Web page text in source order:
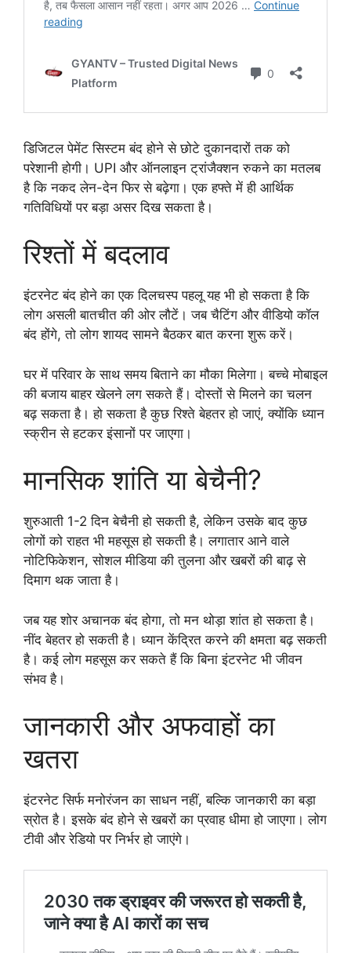
डिजिटल पेमेंट सिस्टम बंद होने से छोटे दुकानदारों तक को
परेशानी होगी। UPI और ऑनलाइन ट्रांजैक्शन रुकने का मतलब
है कि नकद लेन-देन फिर से बढ़ेगा। एक हफ्ते में ही आर्थिक
गतिविधियों पर बड़ा असर दिख सकता है।
रिश्तों में बदलाव
इंटरनेट बंद होने का एक दिलचस्प पहलू यह भी हो सकता है कि
लोग असली बातचीत की ओर लौटें। जब चैटिंग और वीडियो कॉल
बंद होंगे, तो लोग शायद सामने बैठकर बात करना शुरू करें।
घर में परिवार के साथ समय बिताने का मौका मिलेगा। बच्चे मोबाइल
की बजाय बाहर खेलने लग सकते हैं। दोस्तों से मिलने का चलन
बढ़ सकता है। हो सकता है कुछ रिश्ते बेहतर हो जाएं, क्योंकि ध्यान
स्क्रीन से हटकर इंसानों पर जाएगा।
मानसिक शांति या बेचैनी?
शुरुआती 1-2 दिन बेचैनी हो सकती है, लेकिन उसके बाद कुछ
लोगों को राहत भी महसूस हो सकती है। लगातार आने वाले
नोटिफिकेशन, सोशल मीडिया की तुलना और खबरों की बाढ़ से
दिमाग थक जाता है।
जब यह शोर अचानक बंद होगा, तो मन थोड़ा शांत हो सकता है।
नींद बेहतर हो सकती है। ध्यान केंद्रित करने की क्षमता बढ़ सकती
है। कई लोग महसूस कर सकते हैं कि बिना इंटरनेट भी जीवन
संभव है।
जानकारी और अफवाहों का
खतरा
इंटरनेट सिर्फ मनोरंजन का साधन नहीं, बल्कि जानकारी का बड़ा
स्रोत है। इसके बंद होने से खबरों का प्रवाह धीमा हो जाएगा। लोग
टीवी और रेडियो पर निर्भर हो जाएंगे।